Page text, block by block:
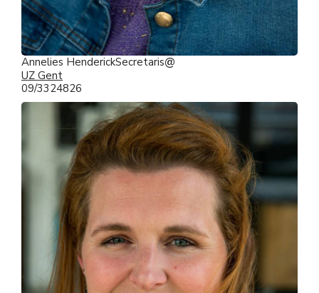
Annelies HenderickSecretaris
UZ Gent
09/3324826